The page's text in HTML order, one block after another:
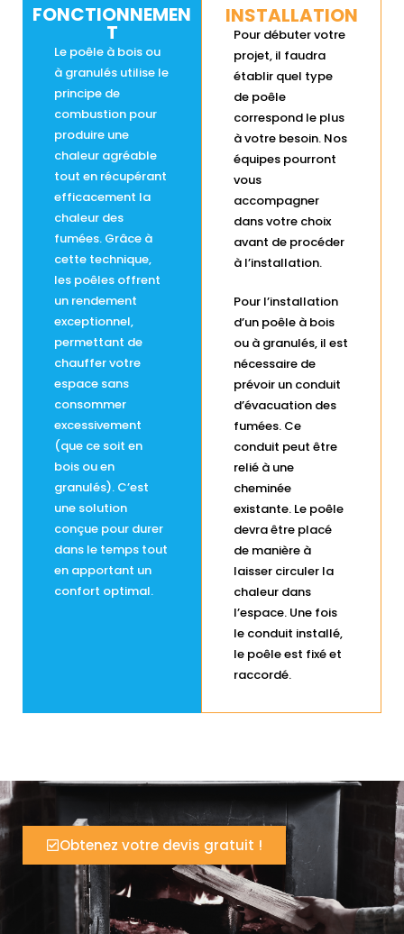
FONCTIONNEMEN
T
Le poêle à bois ou
à granulés utilise le
principe de
combustion pour
produire une
chaleur agréable
tout en récupérant
efficacement la
chaleur des
fumées. Grâce à
cette technique,
les poêles offrent
un rendement
exceptionnel,
permettant de
chauffer votre
espace sans
consommer
excessivement
(que ce soit en
bois ou en
granulés). C’est
une solution
conçue pour durer
dans le temps tout
en apportant un
confort optimal.
INSTALLATION
Pour débuter votre
projet, il faudra
établir quel type
de poêle
correspond le plus
à votre besoin. Nos
équipes pourront
vous
accompagner
dans votre choix
avant de procéder
à l’installation.
Pour l’installation
d’un poêle à bois
ou à granulés, il est
nécessaire de
prévoir un conduit
d’évacuation des
fumées. Ce
conduit peut être
relié à une
cheminée
existante. Le poêle
devra être placé
de manière à
laisser circuler la
chaleur dans
l’espace. Une fois
le conduit installé,
le poêle est fixé et
raccordé.
Obtenez votre devis gratuit !